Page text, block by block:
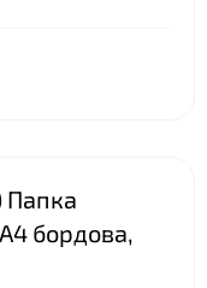
Папка
бордова,